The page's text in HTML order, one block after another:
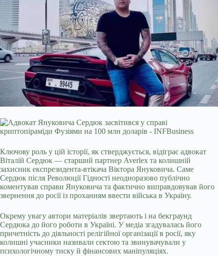
Ключову роль у цій історії, як стверджується, відіграє адвокат
Віталій Сердюк — старший партнер Averlex та колишній
захисник експрезидента-втікача Віктора Януковича. Саме
Сердюк після Революції Гідності неодноразово публічно
коментував справи Януковича та фактично виправдовував його
звернення до росії із проханням ввести війська в Україну.
Окрему увагу автори матеріалів звертають і на бекграунд
Сердюка до його роботи в Україні. У медіа згадувалась його
причетність до діяльності релігійної організації в росії, яку
колишні учасники називали сектою та звинувачували у
психологічному тиску й фінансових маніпуляціях.